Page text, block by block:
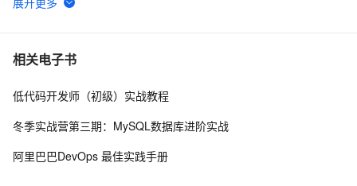
6 easyui学习笔记8—在手风琴中加载其他的页面
7 构建ASP.NET MVC4+EF5+EasyUI+Unity2.x注入的后台
8 构建ASP.NET MVC4+EF5+EasyUI+Unity2.x注入的后台
管理系统（19）-权限管理系统-用户登录
相关电子书
低代码开发师（初级）实战教程
冬季实战营第三期：MySQL数据库进阶实战
阿里巴巴DevOps 最佳实践手册